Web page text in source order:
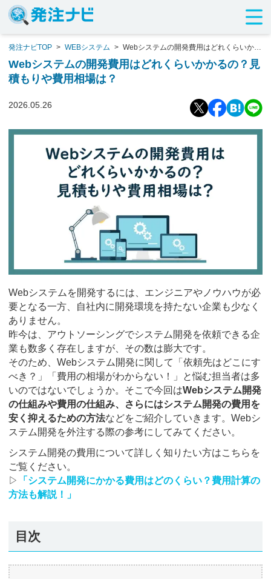
発注ナビTOP > WEBシステム > Webシステムの開発費用はどれくらいかか
るの？見積もりや費用相場は？
Webシステムの開発費用はどれくらいかかるの？見
積もりや費用相場は？
2026.05.26
Webシステムを開発するには、エンジニアやノウハウが必
要となる一方、自社内に開発環境を持たない企業も少なく
ありません。
昨今は、アウトソーシングでシステム開発を依頼できる企
業も数多く存在しますが、その数は膨大です。
そのため、Webシステム開発に関して「依頼先はどこにす
べき？」「費用の相場がわからない！」と悩む担当者は多
いのではないでしょうか。そこで今回はWebシステム開発
の仕組みや費用の仕組み、さらにはシステム開発の費用を
安く抑えるための方法などをご紹介していきます。Webシ
ステム開発を外注する際の参考にしてみてください。
システム開発の費用について詳しく知りたい方はこちらを
ご覧ください。
▷
「システム開発にかかる費用はどのくらい？費用計算の
方法も解説！」
目次